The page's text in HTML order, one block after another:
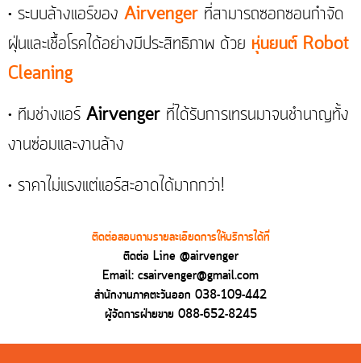
• ระบบล้างแอร์ของ Airvenger ที่สามารถซอกซอนกำจัด
ฝุ่นและเชื้อโรคได้อย่างมีประสิทธิภาพ ด้วย หุ่นยนต์ Robot
Cleaning
• ทีมช่างแอร์ Airvenger ที่ได้รับการเทรนมาจนชำนาญทั้ง
งานซ่อมและงานล้าง
• ราคาไม่แรงแต่แอร์สะอาดได้มากกว่า!
ติดต่อสอบถามรายละเอียดการให้บริการได้ที่
ติดต่อ Line @airvenger
Email: csairvenger@gmail.com
สำนักงานภาคตะวันออก 038-109-442
ผู้จัดการฝ่ายขาย 088-652-8245